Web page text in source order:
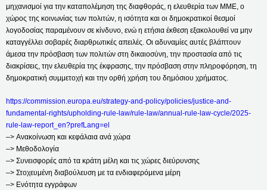
μηχανισμοί για την καταπολέμηση της διαφθοράς, η ελευθερία των ΜΜΕ, ο
χώρος της κοινωνίας των πολιτών, η ισότητα και οι δημοκρατικοί θεσμοί
λογοδοσίας παραμένουν σε κίνδυνο, ενώ η ετήσια έκθεση εξακολουθεί να μην
καταγγέλλει σοβαρές διαρθρωτικές απειλές. Οι αδυναμίες αυτές βλάπτουν
άμεσα την πρόσβαση των πολιτών στη δικαιοσύνη, την προστασία από τις
διακρίσεις, την ελευθερία της έκφρασης, την πρόσβαση στην πληροφόρηση, τη
δημοκρατική συμμετοχή και την ορθή χρήση του δημόσιου χρήματος.
https://commission.europa.eu/strategy-and-policy/policies/justice-and-
fundamental-rights/upholding-rule-law/rule-law/annual-rule-law-cycle/2025-
rule-law-report_en?prefLang=el
–> Ανακοίνωση και κεφάλαια ανά χώρα
–> Μεθοδολογία
–> Συνεισφορές από τα κράτη μέλη και τις χώρες διεύρυνσης
–> Στοχευμένη διαβούλευση με τα ενδιαφερόμενα μέρη
–> Ενότητα εγγράφων